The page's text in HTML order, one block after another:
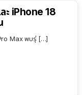
ะ iPhone 18
Max พบรุ่ […]